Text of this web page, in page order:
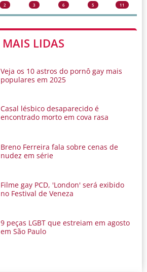
2 3 6 5 11
MAIS LIDAS
Veja os 10 astros do pornô gay mais
populares em 2025
Casal lésbico desaparecido é
encontrado morto em cova rasa
Breno Ferreira fala sobre cenas de
nudez em série
Filme gay PCD, 'London' será exibido
no Festival de Veneza
9 peças LGBT que estreiam em agosto
em São Paulo